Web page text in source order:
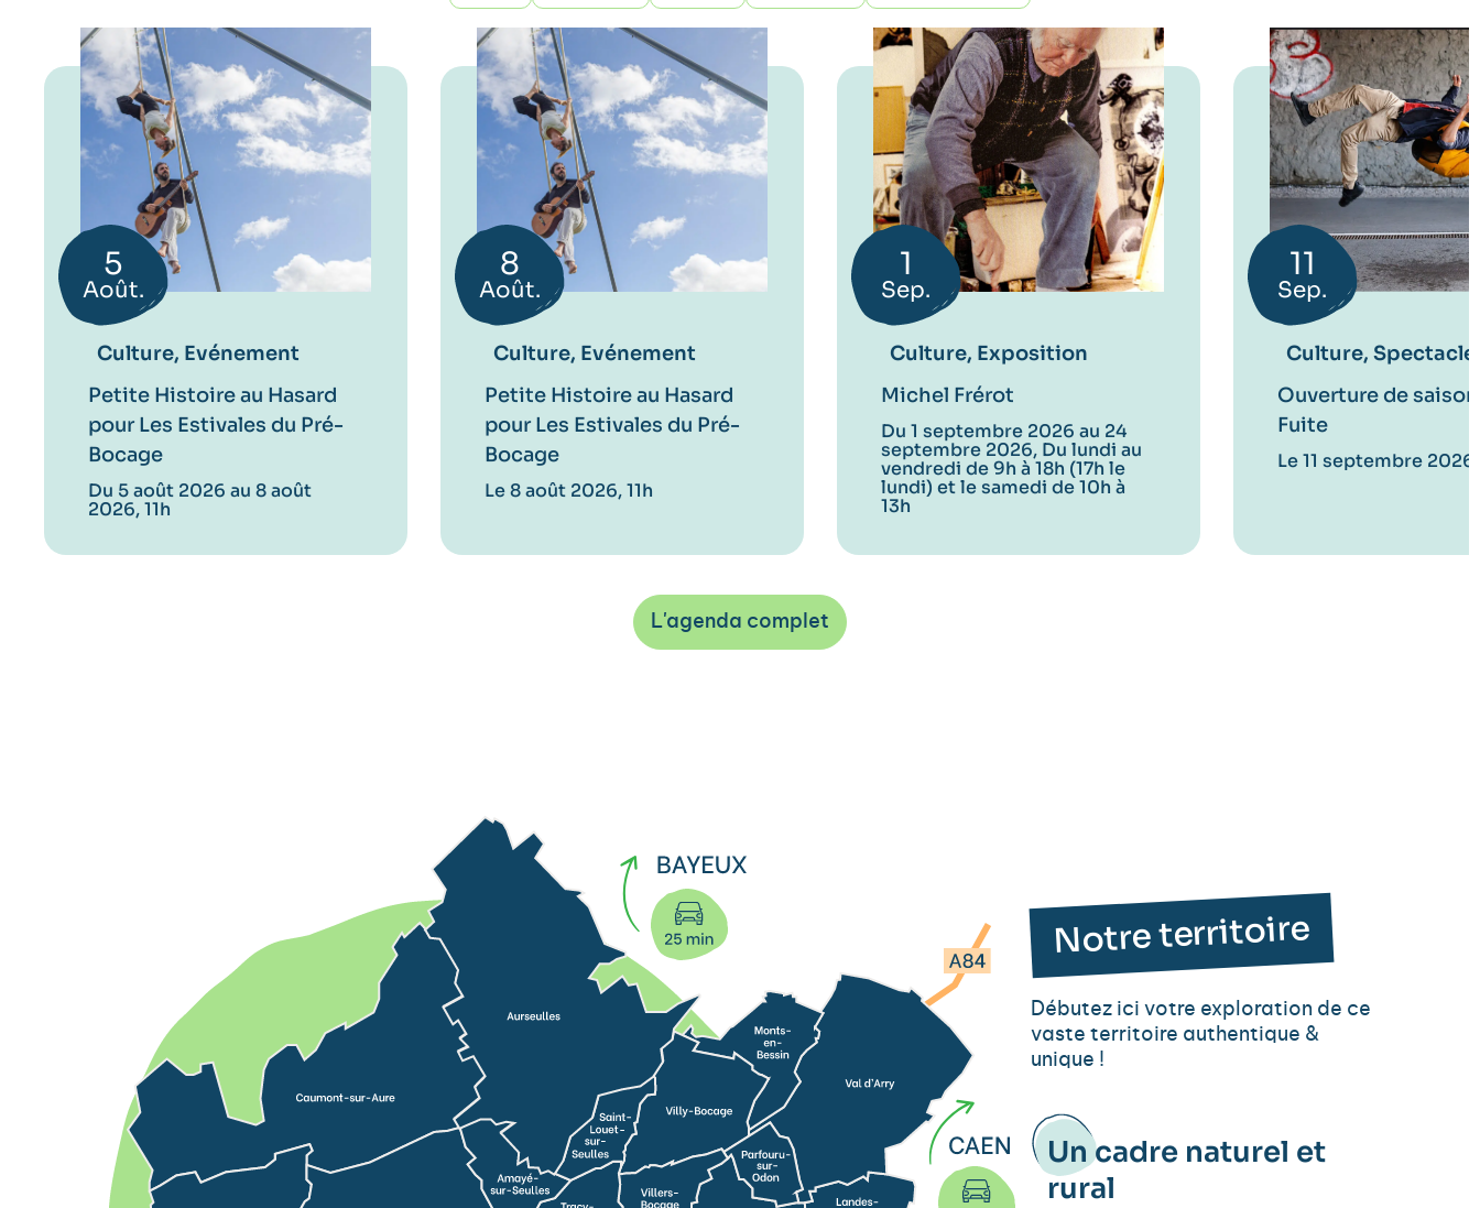
5
Août.
Culture, Evénement
Petite Histoire au Hasard
pour Les Estivales du Pré-
Bocage
Du 5 août 2026 au 8 août
2026, 11h
8
Août.
Culture, Evénement
Petite Histoire au Hasard
pour Les Estivales du Pré-
Bocage
Le 8 août 2026, 11h
1
Sep.
Culture, Exposition
Michel Frérot
Du 1 septembre 2026 au 24
septembre 2026, Du lundi au
vendredi de 9h à 18h (17h le
lundi) et le samedi de 10h à
13h
11
Sep.
Culture, Spectacle
Ouverture de
Fuite
Le 11 septembre
L'agenda complet
Notre territoire
Débutez ici votre exploration de ce
vaste territoire authentique &
unique !
Un cadre naturel et
rural